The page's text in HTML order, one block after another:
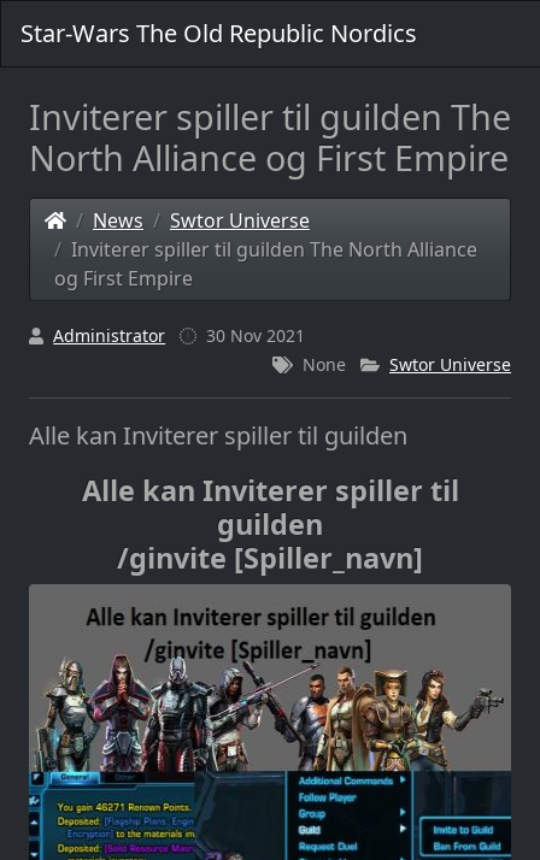
Star-Wars The Old Republic Nordics
Inviterer spiller til guilden The
North Alliance og First Empire
News
Swtor Universe
Inviterer spiller til guilden The North Alliance
og First Empire
Administrator
30 Nov 2021
None
Swtor Universe
Alle kan Inviterer spiller til guilden
Alle kan Inviterer spiller til
guilden
/ginvite [Spiller_navn]